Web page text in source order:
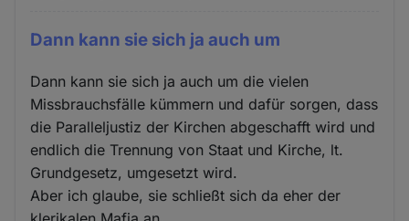
Dann kann sie sich ja auch um
Dann kann sie sich ja auch um die vielen
Missbrauchsfälle kümmern und dafür sorgen, dass
die Paralleljustiz der Kirchen abgeschafft wird und
endlich die Trennung von Staat und Kirche, lt.
Grundgesetz, umgesetzt wird.
Aber ich glaube, sie schließt sich da eher der